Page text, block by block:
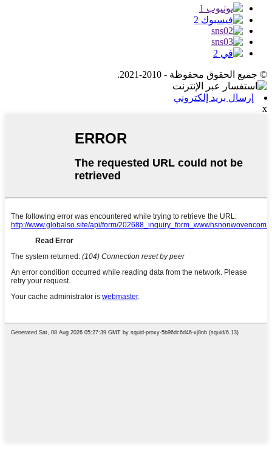
© جميع الحقوق محفوظة - 2010-2021.
إرسال بريد إلكتروني
x